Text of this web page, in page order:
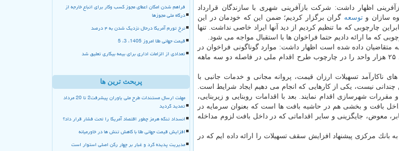
اظهار داشت: شركت بازآفرینی شهری با سازندگان قرارداد
سازان وتوسعه گران برگزار كردیم؛ ضمن این كه خودمان در این
چارچوبی كه ما تنظیم كردیم از دید آنها ایراد خاصی نداشت. تنها
كه ما ارائه دادیم حتما فراخوان ها با استقبال مواجه می شود.
حدود ۲۰ هزار تسهیلات نوسازی به متقاضیان داده شده است اظهار داشت: موارد گوناگونی فراخوان در
دستور كار داریم كه مقدمات آن در حال آمادگی است. انتظار داریم حدود ۲۵ هزار واحد را در چارچوب طرح اقدام ملی در فاصله دو سه ماهه
تسهیلات ارزان قیمت، پروانه مجانی و خدمات جانبی با
نیست، یكی از كارهایی كه انجام می دهیم ایجاد شرایط است.
شهرسازی اقدام نمایند. بعد با اقدامات روبنایی و زیربنایی،
بافت و بخشی هم در حاشیه بافت ها است كه بعنوان سرمایه در
معوض، جایگزینی و سایر اقداماتی كه در داخل بافت لزوم مداخله
بانك مركزی پیشنهاد افزایش سقف تسهیلات را ارائه داده ایم كه در
فراهم شدن امکان اعطای مجوز کسب وکار برای اتباع خارجه از
درگاه ملی مجوزها
نرخ تورم آمریکا درحال نزدیک شدن به ۴ درصد
قیمت جهانی طلا امروز 1405، 3، 5
تعدادی از الزامات اداری برای بیمه بیکاری تعلیق شد
پربحث ترین ها
مهلت ارسال مستندات طرح ملی یاوران پیشرفت2 تا 20 مرداد
تمدید گردید
انسداد تنگه هرمز چطور اقتصاد آمریکا را تحت فشار قرار داد؟
افزایش قیمت جهانی طلا با کاهش تنش ها در خاورمیانه
مدیریت پدیده گرد و غبار بر چهار رکن اصلی استوار است